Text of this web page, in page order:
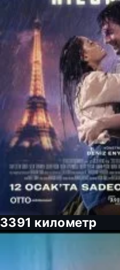
3391 километр